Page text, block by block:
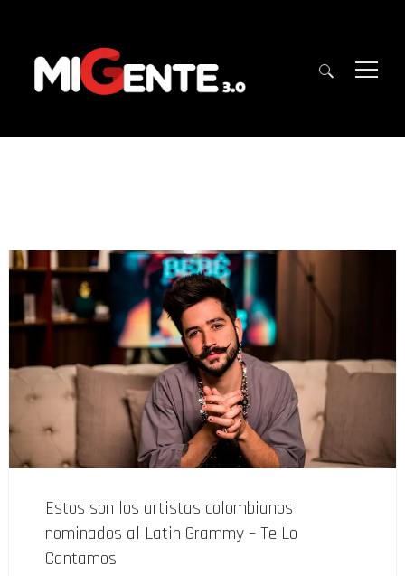
Estos son los artistas colombianos
nominados al Latin Grammy – Te Lo
Cantamos